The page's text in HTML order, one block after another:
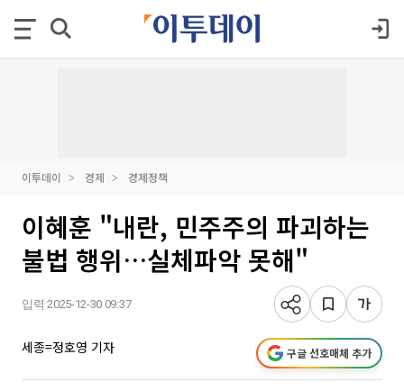
이투데이 경제 경제정책
이혜훈 "내란, 민주주의 파괴하는
불법 행위…실체파악 못해"
입력 2025-12-30 09:37
세종=정호영 기자 구글 선호매체 추가